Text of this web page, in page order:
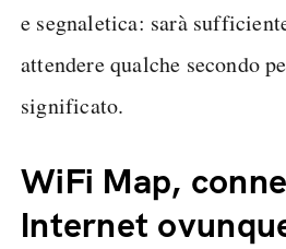
e segnaletica: sarà
attendere qualche secondo
significato.
WiFi Map,
Internet